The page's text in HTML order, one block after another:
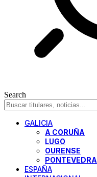
Search
GALICIA
A CORUÑA
LUGO
OURENSE
PONTEVEDRA
ESPAÑA